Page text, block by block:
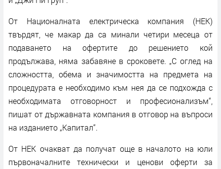
От Националната електрическа компания (НЕК)
твърдят, че макар да са минали четири месеца от
подаването на офертите до решението кой
продължава, няма забавяне в сроковете. „С оглед на
сложността, обема и значимостта на предмета на
процедурата е необходимо към нея да се подхожда с
необходимата отговорност и професионализъм“,
пишат от държавната компания в отговор на въпроси
на изданието „Капитал“.
От НЕК очакват да получат още в началото на юли
първоначалните технически и ценови оферти за